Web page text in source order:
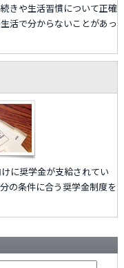
きや生活習慣について正確
活で分からないことがあっ
に奨学金が支給されてい
の条件に合う奨学金制度を